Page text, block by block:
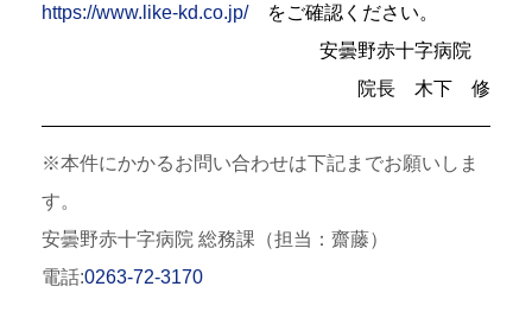
https://www.like-kd.co.jp/をご確認ください。
安曇野赤十字病院
院長 木下 修
※本件にかかるお問い合わせは下記までお願いしま
す。
安曇野赤十字病院 総務課（担当：齋藤）
電話:0263-72-3170